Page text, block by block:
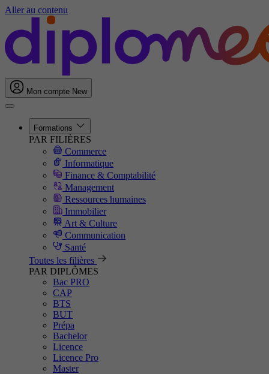
Aller au contenu
Mon compte New
Formations
PAR FILIÈRES
Commerce
Informatique
Finance & Comptabilité
Management
Ressources humaines
Immobilier
Art & Culture
Communication
Santé
Toutes les filières
PAR DIPLÔMES
Bac PRO
CAP
BTS
BUT
Prépa
Bachelor
Licence
Licence Pro
Master